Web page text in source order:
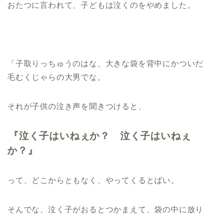
おたつに言われて、子どもは泣くのをやめました。
「子取りっちゅうのはな、大きな袋を背中にかついだ
毛むくじゃらの大男でな。
それが子供の泣き声を聞きつけると、
『泣く子はいねぇか？ 泣く子はいねぇ
か？』
って、どこからともなく、やってくるとばい。
そんでな、泣く子がおるとつかまえて、袋の中に放り